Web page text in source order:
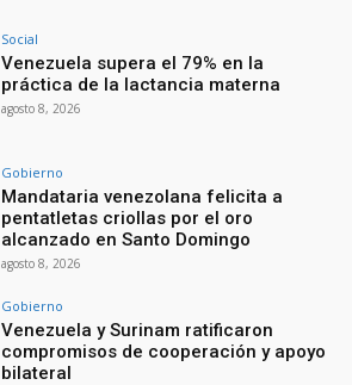
Social
Venezuela supera el 79% en la
práctica de la lactancia materna
agosto 8, 2026
Gobierno
Mandataria venezolana felicita a
pentatletas criollas por el oro
alcanzado en Santo Domingo
agosto 8, 2026
Gobierno
Venezuela y Surinam ratificaron
compromisos de cooperación y apoyo
bilateral